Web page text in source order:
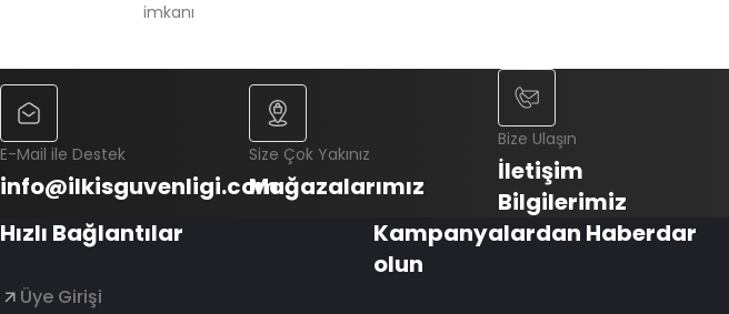
imkanı
E-Mail ile Destek
info@ilkisguvenligi.com
Size Çok Yakınız
Mağazalarımız
Bize Ulaşın
İletişim
Bilgilerimiz
Hızlı Bağlantılar
Üye Girişi
Kampanyalardan Haberdar
olun